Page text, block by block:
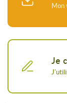
Je